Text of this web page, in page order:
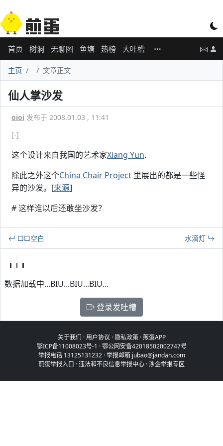
首页 树洞 无聊图 鱼塘 热榜 大吐槽
主页 文章正文
仙人掌沙发
oioi 发布于 2008.01.03 , 11:41
[-]
这个设计来自我国的艺术家Xiang Yun.
除此之外这个China Chair Project 里展出的都是一些怪
异的沙发。[来源]
# 这样谁以后还敢坐沙发？
□□空白 水滴灯
数据加载中...BIU...BIU...BIU...
登录发吐槽
关于我们 ·用户协议 · 隐私政策·煎蛋APP
鄂ICP备11008023号-1 ·鄂公网安备42018502002747号
举报电话 13125131232 · 举报邮箱 jubao@jandan.com
煎蛋举报入口 ·违法和不良信息举报中心 ·涉企举报专区